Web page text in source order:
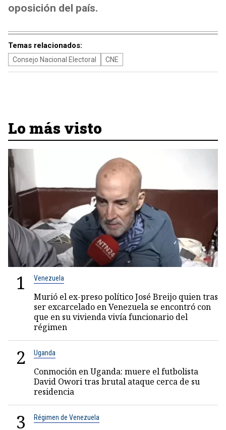
oposición del país.
Temas relacionados:
Consejo Nacional Electoral CNE
Lo más visto
1 Venezuela
Murió el ex-preso político José Breijo quien tras
ser excarcelado en Venezuela se encontró con
que en su vivienda vivía funcionario del
régimen
2 Uganda
Conmoción en Uganda: muere el futbolista
David Owori tras brutal ataque cerca de su
residencia
3 Régimen de Venezuela